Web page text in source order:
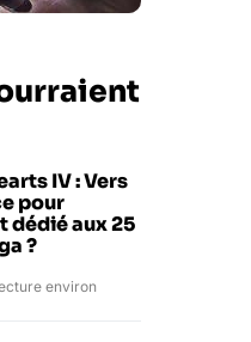
IV : Vers
pour
dédié aux 25
?
environ